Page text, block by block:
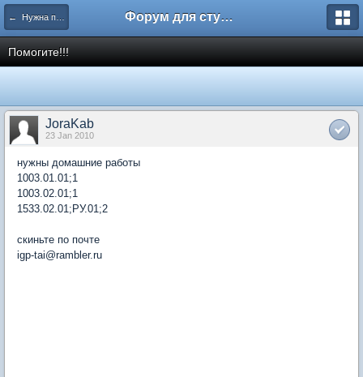
← Нужна помощь Форум для студента СГА
Помогите!!!
JoraKab
23 Jan 2010
нужны домашние работы
1003.01.01;1
1003.02.01;1
1533.02.01;РУ.01;2
скиньте по почте
igp-tai@rambler.ru